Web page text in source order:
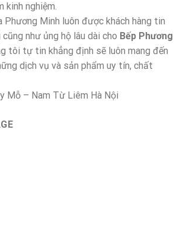
kinh nghiệm.
Phương Minh luôn được khách hàng tin
như ủng hộ lâu dài cho Bếp Phương
tôi tự tin khẳng định sẽ luôn mang đến
dịch vụ và sản phẩm uy tín, chất
Mỗ – Nam Từ Liêm Hà Nội